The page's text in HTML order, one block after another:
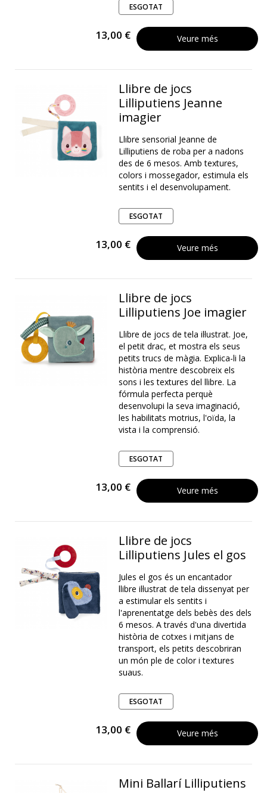
ESGOTAT
13,00 € Veure més
Llibre de jocs
Lilliputiens Jeanne
imagier
Llibre sensorial Jeanne de
Lilliputiens de roba per a nadons
des de 6 mesos. Amb textures,
colors i mossegador, estimula els
sentits i el desenvolupament.
ESGOTAT
13,00 € Veure més
Llibre de jocs
Lilliputiens Joe imagier
Llibre de jocs de tela il·lustrat. Joe,
el petit drac, et mostra els seus
petits trucs de màgia. Explica-li la
història mentre descobreix els
sons i les textures del llibre. La
fórmula perfecta perquè
desenvolupi la seva imaginació,
les habilitats motrius, l'oïda, la
vista i la comprensió.
ESGOTAT
13,00 € Veure més
Llibre de jocs
Lilliputiens Jules el gos
Jules el gos és un encantador
llibre il·lustrat de tela dissenyat per
a estimular els sentits i
l'aprenentatge dels bebès des dels
6 mesos. A través d'una divertida
història de cotxes i mitjans de
transport, els petits descobriran
un món ple de color i textures
suaus.
ESGOTAT
13,00 € Veure més
Mini Ballarí Lilliputiens